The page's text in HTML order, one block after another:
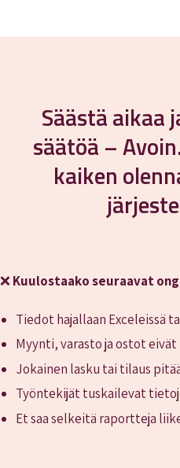
Säästä aikaa
säätöä –
kaiken
❌Kuulostaako seuraavat
Tiedot hajallaan Exceleissä
Myynti, varasto ja ostot
Jokainen lasku tai tilaus
Työntekijät tuskailevat
Et saa selkeitä raportteja